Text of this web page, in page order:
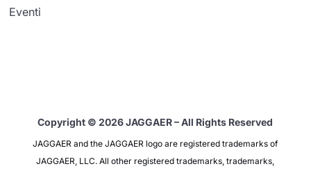
Eventi
Copyright © 2026 JAGGAER – All Rights Reserved
JAGGAER and the JAGGAER logo are registered trademarks of
JAGGAER, LLC. All other registered trademarks, trademarks,